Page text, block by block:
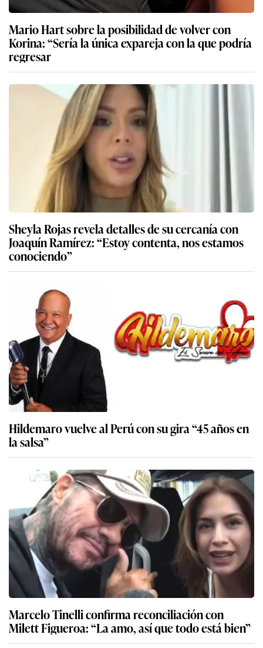
Mario Hart sobre la posibilidad de volver con
Korina: “Sería la única expareja con la que podría
regresar
Sheyla Rojas revela detalles de su cercanía con
Joaquín Ramírez: “Estoy contenta, nos estamos
conociendo”
Hildemaro vuelve al Perú con su gira “45 años en
la salsa”
Marcelo Tinelli confirma reconciliación con
Milett Figueroa: “La amo, así que todo está bien”